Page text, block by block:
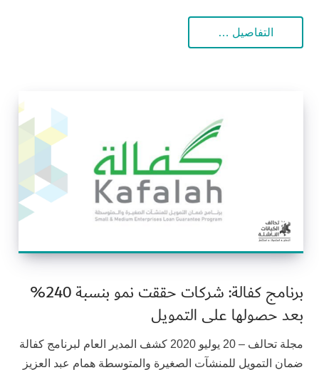
التفاصيل …
برنامج كفالة: شركات حققت نمو بنسبة 240%
بعد حصولها على التمويل
مجلة تحالف – 20 يوليو 2020 كشف المدير العام لبرنامج كفالة
ضمان التمويل للمنشآت الصغيرة والمتوسطة همام عبد العزيز